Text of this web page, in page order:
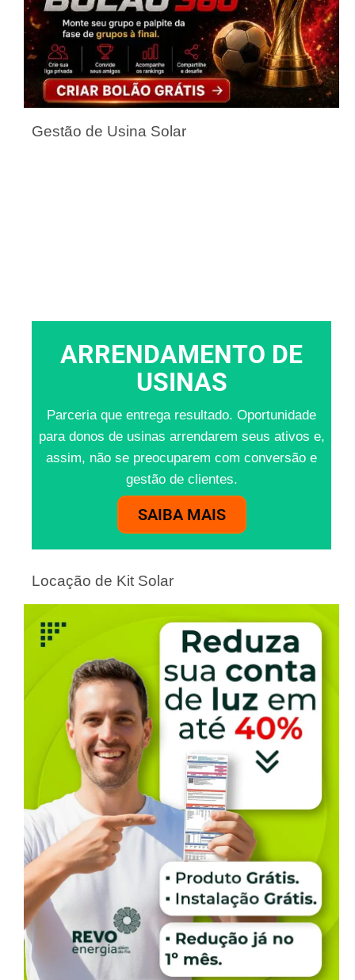
Gestão de Usina Solar
ARRENDAMENTO DE
USINAS
Parceria que entrega resultado. Oportunidade
para donos de usinas arrendarem seus ativos e,
assim, não se preocuparem com conversão e
gestão de clientes.
SAIBA MAIS
Locação de Kit Solar